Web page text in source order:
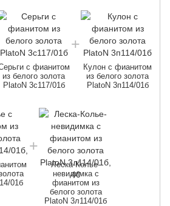
с фианитом
из белого золота
PlatoN 3с117/01б
Кулон с фианитом
из белого золота
PlatoN 3п114/01б
01б
Леска-Колье-
невидимка с
фианитом из
белого золота
PlatoN 3л114/01б